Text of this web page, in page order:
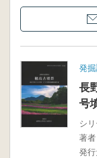
発
長
号
シリ
著者
発行